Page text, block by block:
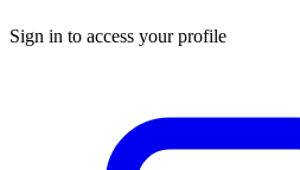
Sign in to access your profile